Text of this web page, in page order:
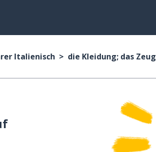
Italienisch die Kleidung; das Zeug